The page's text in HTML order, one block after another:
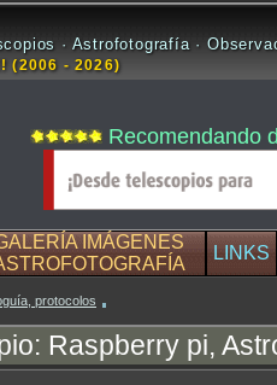
· Astrofotografía ·
(2006 - 2026)
Recomendando
IMÁGENES
LINKS
protocolos
Raspberry pi,